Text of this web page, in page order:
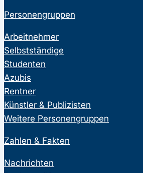
Personengruppen
Arbeitnehmer
Selbstständige
Studenten
Azubis
Rentner
Künstler & Publizisten
Weitere Personengruppen
Zahlen & Fakten
Nachrichten